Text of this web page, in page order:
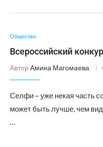
Общество
Всероссийский
Автор Амина Магомаева
Селфи – уже некая часть
может быть лучше, чем
…